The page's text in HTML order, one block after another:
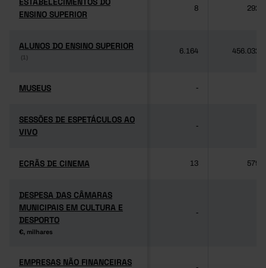
ENSINO SUPERIOR
ENSINO SUPERIOR
8 292
ALUNOS DO ENSINO SUPERIOR
(1)
ALUNOS DO ENSINO SUPERIOR
(1)
6.164 456.032
MUSEUS
MUSEUS -
SESSÕES DE ESPETÁCULOS AO
VIVO
SESSÕES DE ESPETÁCULOS AO
VIVO
-
ECRÃS DE CINEMA
ECRÃS DE CINEMA 13 579
DESPESA DAS CÂMARAS
MUNICIPAIS EM CULTURA E
DESPORTO
€, milhares
DESPESA DAS CÂMARAS
MUNICIPAIS EM CULTURA E
DESPORTO
€, milhares
-
EMPRESAS NÃO FINANCEIRAS
EMPRESAS NÃO FINANCEIRAS